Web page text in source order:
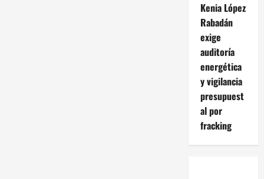
Kenia López
Rabadán
exige
auditoría
energética
y vigilancia
presupuest
al por
fracking